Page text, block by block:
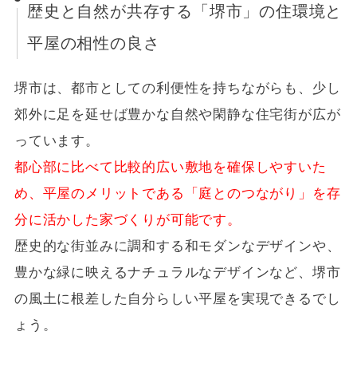
歴史と自然が共存する「堺市」の住環境と
平屋の相性の良さ
堺市は、都市としての利便性を持ちながらも、少し
郊外に足を延せば豊かな自然や閑静な住宅街が広が
っています。
都心部に比べて比較的広い敷地を確保しやすいた
め、平屋のメリットである「庭とのつながり」を存
分に活かした家づくりが可能です。
歴史的な街並みに調和する和モダンなデザインや、
豊かな緑に映えるナチュラルなデザインなど、堺市
の風土に根差した自分らしい平屋を実現できるでし
ょう。